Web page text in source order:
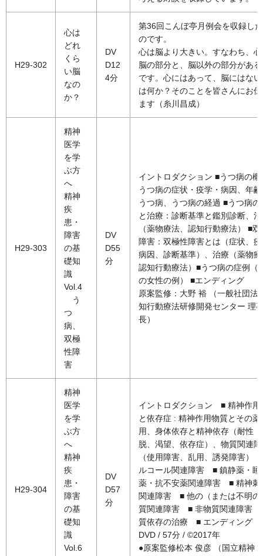
H29-302
心は
どれ
くら
い脳
なの
か？
DV
D12
4分
第36回こんぼ亭月例会を収録し
のです。
心は脳より大きい。すなわち、
脳の部分と、脳以外の部分があ
です。心にはあって、脳にはな
は何か？そのことを皆さんにお
ます（糸川昌成）
H29-303
精神
医学
を学
ぶ方
へ
精神
疾
患・
障害
の基
礎知
識
Vol.4
う
つ
病、
双極
性障
害
DV
D55
分
イントロダクション ■うつ病の概
うつ病の症状・疫学・病因、年
うつ病、うつ病の経過 ■うつ病の
と治療：診断基準と鑑別診断、
（薬物療法、認知行動療法） ■双
障害：双極性障害とは（症状、
病因、診断基準）、治療（薬物
認知行動療法）■うつ病の症例（
の女性の例） ■エンディング
原案監修：大野 裕 （一般社団法
知行動療法研修開発センター 理
長）
H29-304
精神
医学
を学
ぶ方
へ
精神
疾
患・
障害
の基
礎知
識
Vol.6
DV
D57
分
イントロダクション ■ 精神作用
と依存症 : 精神作用物質とその薬
用、身体依存と精神依存（耐性
脱、渇望、依存症）、物質関連
（使用障害、乱用、誘発障害）
ルコール関連障害 ■ 鎮静薬・睡
薬・抗不安薬関連障害 ■ 精神刺
関連障害 ■ 他の（または不明の
質関連障害 ■ 非物質関連障害
質依存の治療 ■ エンディング
DVD / 57分 / ©2017年
●原案監修松本 俊彦 （国立精神